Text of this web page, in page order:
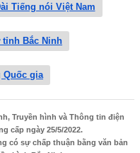
Tiếng nói Việt Nam
Bắc Ninh
Quốc gia
Truyền hình và Thông tin điện
cấp ngày 25/5/2022.
có sự chấp thuận bằng văn bản